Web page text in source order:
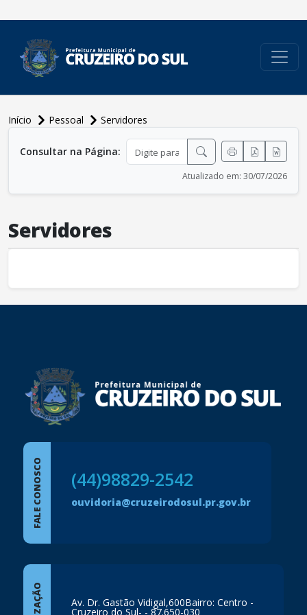
Início Pessoal
Servidores
Consultar na Página:
Atualizado em: 30/07/2026
Servidores
FALE CONOSCO (44)98829-2542
ouvidoria@cruzeirodosul.pr.gov.br
Av. Dr. Gastão Vidigal,600Bairro: Centro -
Cruzeiro do Sul- - 87.650-030